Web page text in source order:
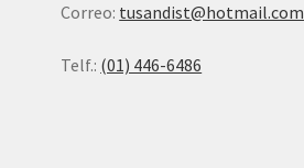
Correo: tusandist@hotmail.com
Telf.: (01) 446-6486